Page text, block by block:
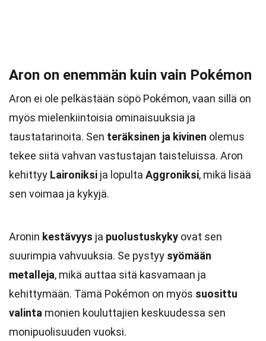
Aron on enemmän kuin vain Pokémon
Aron ei ole pelkästään söpö Pokémon, vaan sillä on
myös mielenkiintoisia ominaisuuksia ja
taustatarinoita. Sen teräksinen ja kivinen olemus
tekee siitä vahvan vastustajan taisteluissa. Aron
kehittyy Laironiksi ja lopulta Aggroniksi, mikä lisää
sen voimaa ja kykyjä.
Aronin kestävyys ja puolustuskyky ovat sen
suurimpia vahvuuksia. Se pystyy syömään
metalleja, mikä auttaa sitä kasvamaan ja
kehittymään. Tämä Pokémon on myös suosittu
valinta monien kouluttajien keskuudessa sen
monipuolisuuden vuoksi.